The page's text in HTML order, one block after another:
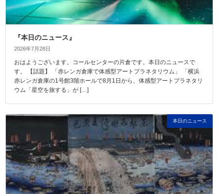
『本日のニュース』
2026年7月28日
おはようございます。コールセンターの片倉です。本日のニュースで
す。 【話題】 「赤レンガ倉庫で体感型アートプラネタリウム」 「横浜
赤レンガ倉庫の1号館3階ホールで8月1日から、体感型アートプラネタリ
ウム「星空を旅する」が […]
本日のニュース